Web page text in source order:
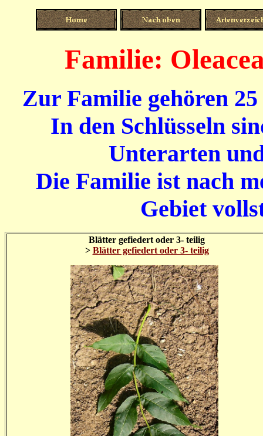
Familie:
Zur Familie gehören
In den Schlüsseln
Unterarten
Die Familie ist nach
Gebiet
Blätter gefiedert oder 3- teilig
> Blätter gefiedert oder 3- teilig